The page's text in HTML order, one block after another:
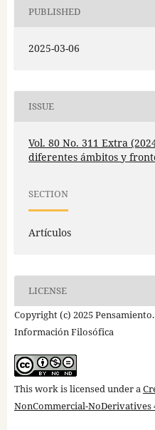
PUBLISHED
2025-03-06
ISSUE
Vol. 80 No. 311 Extra
diferentes ámbitos y
SECTION
Artículos
LICENSE
Copyright (c) 2025
Información Filosófica
This work is licensed under a
NonCommercial-NoDerivatives